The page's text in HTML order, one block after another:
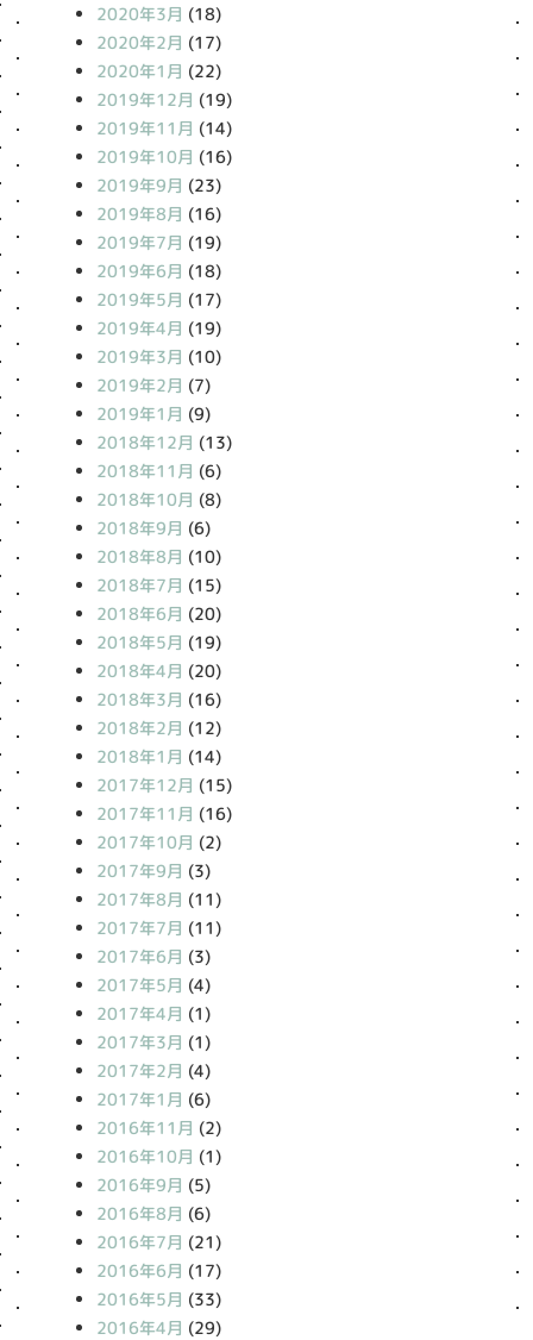
2020年3月 (18)
2020年2月 (17)
2020年1月 (22)
2019年12月 (19)
2019年11月 (14)
2019年10月 (16)
2019年9月 (23)
2019年8月 (16)
2019年7月 (19)
2019年6月 (18)
2019年5月 (17)
2019年4月 (19)
2019年3月 (10)
2019年2月 (7)
2019年1月 (9)
2018年12月 (13)
2018年11月 (6)
2018年10月 (8)
2018年9月 (6)
2018年8月 (10)
2018年7月 (15)
2018年6月 (20)
2018年5月 (19)
2018年4月 (20)
2018年3月 (16)
2018年2月 (12)
2018年1月 (14)
2017年12月 (15)
2017年11月 (16)
2017年10月 (2)
2017年9月 (3)
2017年8月 (11)
2017年7月 (11)
2017年6月 (3)
2017年5月 (4)
2017年4月 (1)
2017年3月 (1)
2017年2月 (4)
2017年1月 (6)
2016年11月 (2)
2016年10月 (1)
2016年9月 (5)
2016年8月 (6)
2016年7月 (21)
2016年6月 (17)
2016年5月 (33)
2016年4月 (29)